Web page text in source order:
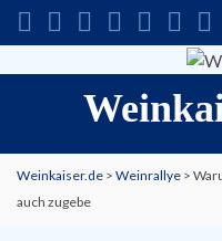
Search for:
Weinkaiser.de > Weinrallye >
auch zugebe